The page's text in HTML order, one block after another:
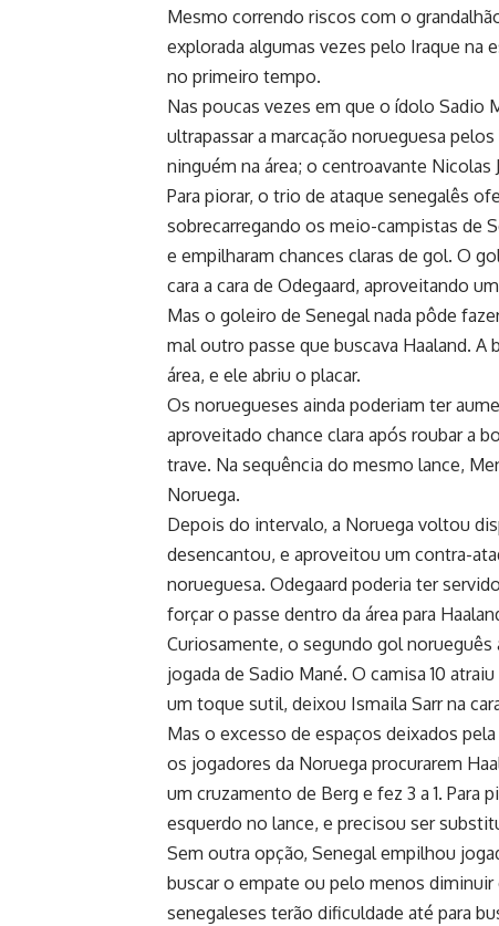
Mesmo correndo riscos com o
explorada algumas vezes pelo Iraque na
no primeiro tempo.
Nas poucas vezes em que o ídolo Sadio
ultrapassar a marcação norueguesa
ninguém na área; o centroavante Nicolas
Para piorar, o trio de ataque senegalês
sobrecarregando os meio-campistas de
e empilharam chances claras de gol. O
cara a cara de Odegaard, aproveitando
Mas o goleiro de Senegal nada pôde
mal outro passe que buscava Haaland.
área, e ele abriu o placar.
Os noruegueses ainda poderiam ter
aproveitado chance clara após roubar a
trave. Na sequência do mesmo lance,
Noruega.
Depois do intervalo, a Noruega voltou
desencantou, e aproveitou um contra-
norueguesa. Odegaard poderia ter
forçar o passe dentro da área para
Curiosamente, o segundo gol
jogada de Sadio Mané. O camisa 10
um toque sutil, deixou Ismaila Sarr na
Mas o excesso de espaços deixados
os jogadores da Noruega procurarem
um cruzamento de Berg e fez 3 a 1.
esquerdo no lance, e precisou ser
Sem outra opção, Senegal empilhou
buscar o empate ou pelo menos
senegaleses terão dificuldade até para